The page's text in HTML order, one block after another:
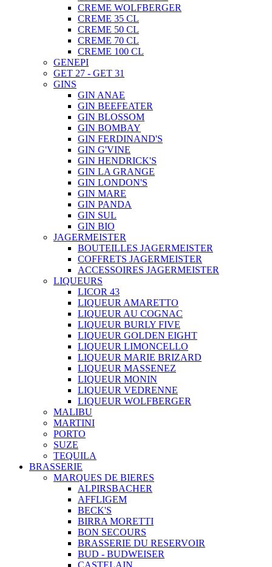
CREME WOLFBERGER
CREME 35 CL
CREME 50 CL
CREME 70 CL
CREME 100 CL
GENEPI
GET 27 - GET 31
GINS
GIN ANAE
GIN BEEFEATER
GIN BLOSSOM
GIN BOMBAY
GIN FERDINAND'S
GIN G'VINE
GIN HENDRICK'S
GIN LA GRANGE
GIN LONDON'S
GIN MARE
GIN PANDA
GIN SUL
GIN BIO
JAGERMEISTER
BOUTEILLES JAGERMEISTER
COFFRETS JAGERMEISTER
ACCESSOIRES JAGERMEISTER
LIQUEURS
LICOR 43
LIQUEUR AMARETTO
LIQUEUR AU COGNAC
LIQUEUR BURLY FIVE
LIQUEUR GOLDEN EIGHT
LIQUEUR LIMONCELLO
LIQUEUR MARIE BRIZARD
LIQUEUR MASSENEZ
LIQUEUR MONIN
LIQUEUR VEDRENNE
LIQUEUR WOLFBERGER
MALIBU
MARTINI
PORTO
SUZE
TEQUILA
BRASSERIE
MARQUES DE BIERES
ALPIRSBACHER
AFFLIGEM
BECK'S
BIRRA MORETTI
BON SECOURS
BRASSERIE DU RESERVOIR
BUD - BUDWEISER
CASTELAIN